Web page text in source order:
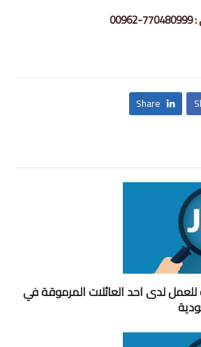
:
00962-770480999
Share
لدى احد العائلات المرموقة في